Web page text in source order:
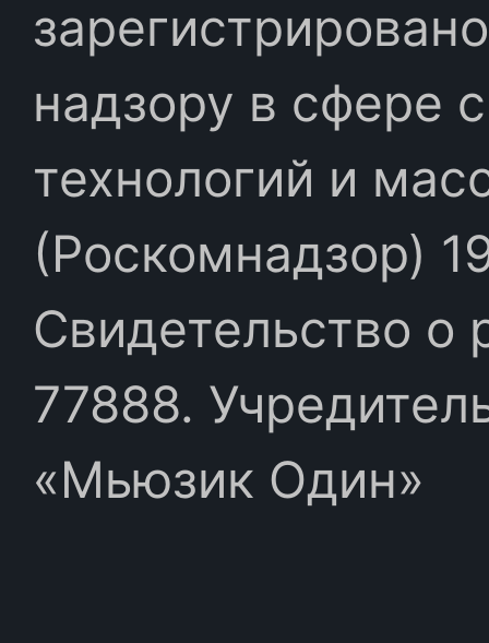
надзору в сфере
технологий и
(Роскомнадзор)
Свидетельство
77888.
«Мьюзик Один»